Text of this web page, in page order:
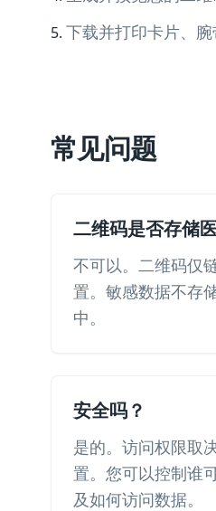
下载并打印卡片、
常见问题
二维码是否存储
不可以。二维码仅
置。敏感数据不存
中。
安全吗？
是的。访问权限取
置。您可以控制谁
及如何访问数据。